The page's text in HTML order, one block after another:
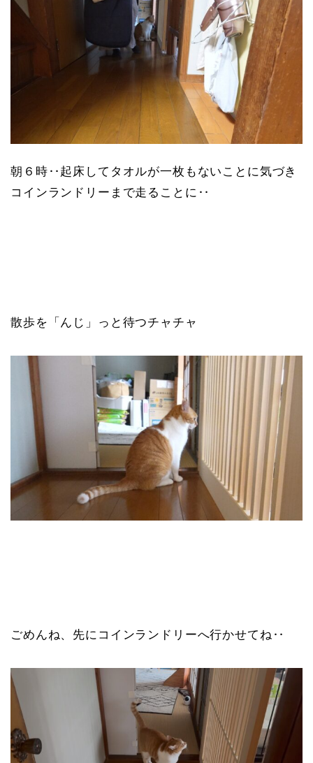
朝６時‥起床してタオルが一枚もないことに気づき
コインランドリーまで走ることに‥
散歩を「んじ」っと待つチャチャ
ごめんね、先にコインランドリーへ行かせてね‥